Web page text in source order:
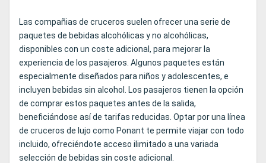
Las compañias de cruceros suelen ofrecer una serie de
paquetes de bebidas alcohólicas y no alcohólicas,
disponibles con un coste adicional, para mejorar la
experiencia de los pasajeros. Algunos paquetes están
especialmente diseñados para niños y adolescentes, e
incluyen bebidas sin alcohol. Los pasajeros tienen la opción
de comprar estos paquetes antes de la salida,
beneficiándose así de tarifas reducidas. Optar por una línea
de cruceros de lujo como Ponant te permite viajar con todo
incluido, ofreciéndote acceso ilimitado a una variada
selección de bebidas sin coste adicional.